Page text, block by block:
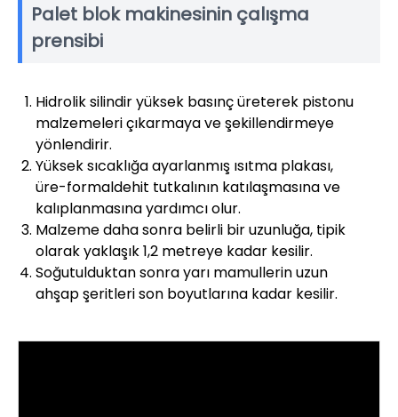
Palet blok makinesinin çalışma
prensibi
Hidrolik silindir yüksek basınç üreterek pistonu
malzemeleri çıkarmaya ve şekillendirmeye
yönlendirir.
Yüksek sıcaklığa ayarlanmış ısıtma plakası,
üre-formaldehit tutkalının katılaşmasına ve
kalıplanmasına yardımcı olur.
Malzeme daha sonra belirli bir uzunluğa, tipik
olarak yaklaşık 1,2 metreye kadar kesilir.
Soğutulduktan sonra yarı mamullerin uzun
ahşap şeritleri son boyutlarına kadar kesilir.